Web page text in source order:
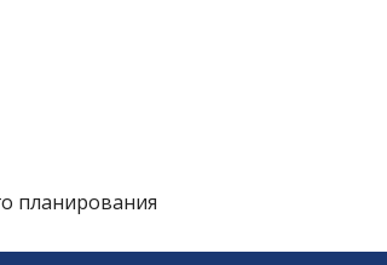
планирования